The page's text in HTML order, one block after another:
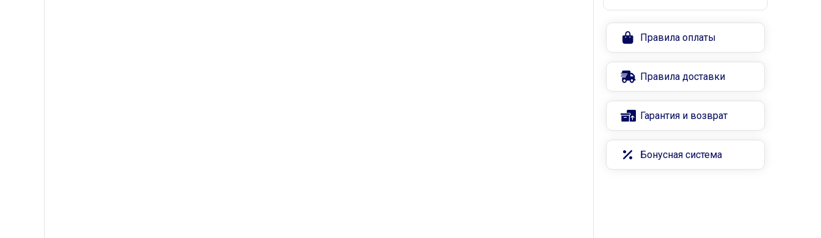
Правила оплаты
Правила доставки
Гарантия и возврат
Бонусная система